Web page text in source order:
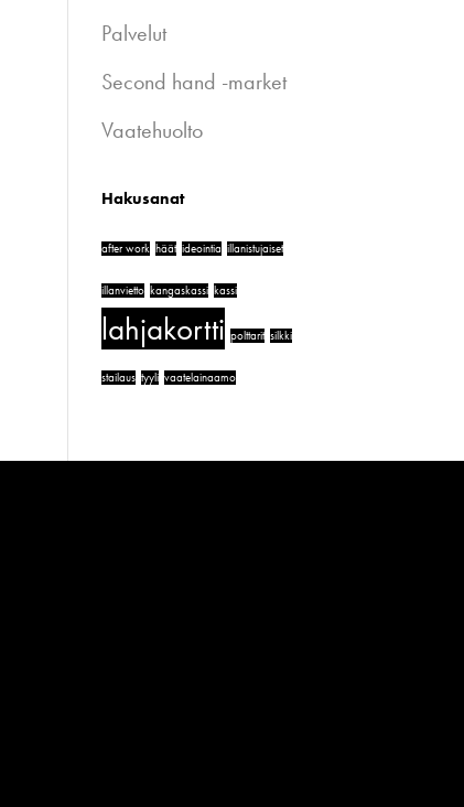
Palvelut
Second hand -market
Vaatehuolto
Hakusanat
after work häät ideointia illanistujaiset
illanvietto kangaskassi kassi
lahjakortti polttarit silkki
stailaus tyyli vaatelainaamo